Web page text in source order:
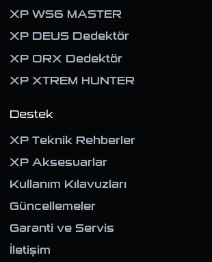
XP WS6 MASTER
XP DEUS Dedektör
XP ORX Dedektör
XP XTREM HUNTER
Destek
XP Teknik Rehberler
XP Aksesuarlar
Kullanım Kılavuzları
Güncellemeler
Garanti ve Servis
İletişim